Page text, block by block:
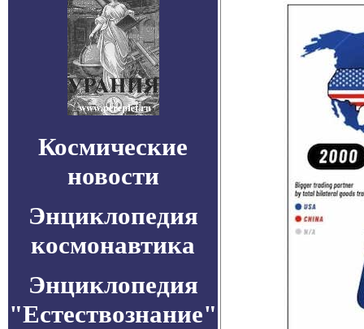
Космические
новости
Энциклопедия
космонавтика
Энциклопедия
"Естествознание"